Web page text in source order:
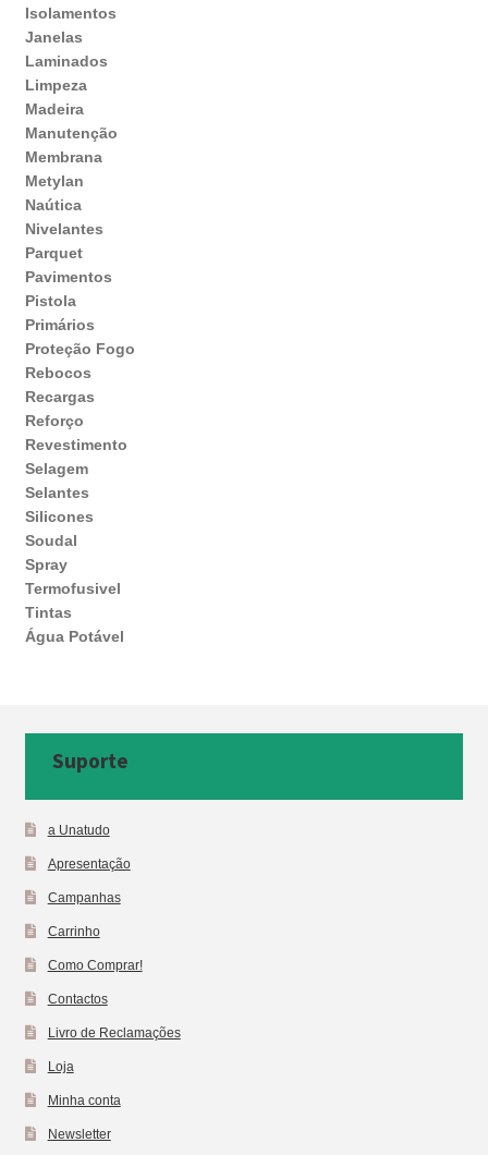
Isolamentos
Janelas
Laminados
Limpeza
Madeira
Manutenção
Membrana
Metylan
Naútica
Nivelantes
Parquet
Pavimentos
Pistola
Primários
Proteção Fogo
Rebocos
Recargas
Reforço
Revestimento
Selagem
Selantes
Silicones
Soudal
Spray
Termofusivel
Tintas
Água Potável
Suporte
a Unatudo
Apresentação
Campanhas
Carrinho
Como Comprar!
Contactos
Livro de Reclamações
Loja
Minha conta
Newsletter